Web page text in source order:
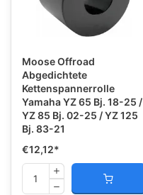
Moose Offroad
Abgedichtete
Kettenspannerrolle
Yamaha YZ 65 Bj. 18-25 /
YZ 85 Bj. 02-25 / YZ 125
Bj. 83-21
€12,12*